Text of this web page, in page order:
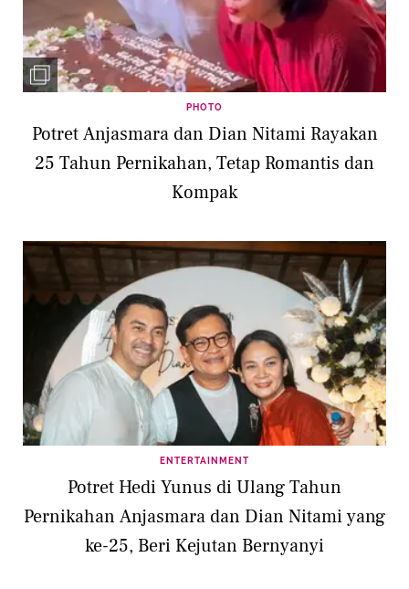
PHOTO
Potret Anjasmara dan Dian Nitami Rayakan
25 Tahun Pernikahan, Tetap Romantis dan
Kompak
ENTERTAINMENT
Potret Hedi Yunus di Ulang Tahun
Pernikahan Anjasmara dan Dian Nitami yang
ke-25, Beri Kejutan Bernyanyi